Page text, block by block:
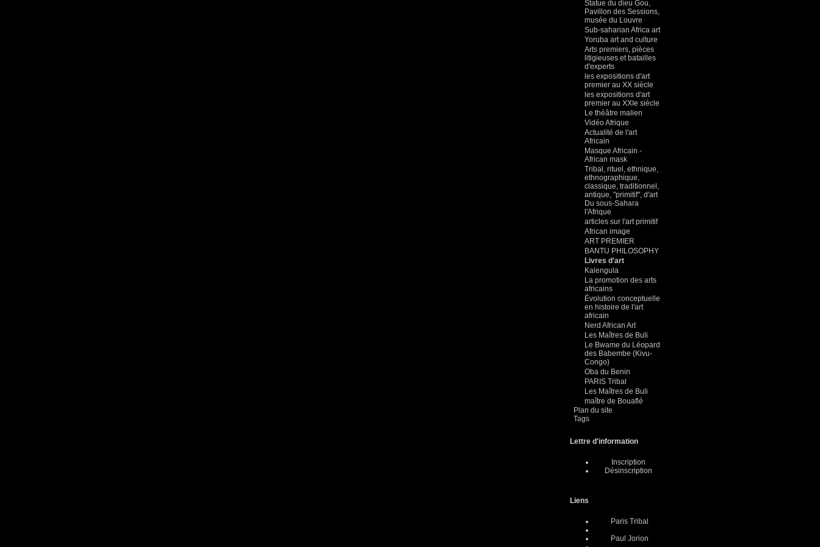
Statue du dieu Gou,
Pavillon des Sessions,
musée du Louvre
Sub-saharian Africa art
Yoruba art and culture
Arts premiers, pièces
litigieuses et batailles
d'experts
les expositions d'art
premier au XX siècle
les expositions d'art
premier au XXIe siècle
Le théâtre malien
Vidéo Afrique
Actualité de l'art
Africain
Masque Africain -
African mask
Tribal, rituel, ethnique,
ethnographique,
classique, traditionnel,
antique, "primitif", d'art
Du sous-Sahara
l'Afrique
articles sur l'art primitif
African image
ART PREMIER
BANTU PHILOSOPHY
Livres d'art
Kalengula
La promotion des arts
africains
Évolution conceptuelle
en histoire de l'art
africain
Nerd African Art
Les Maîtres de Buli
Le Bwame du Léopard
des Babembe (Kivu-
Congo)
Oba du Benin
PARIS Tribal
Les Maîtres de Buli
maître de Bouaflé
Plan du site
Tags
Lettre d'information
Inscription
Désinscription
Liens
Paris Tribal
Paul Jorion